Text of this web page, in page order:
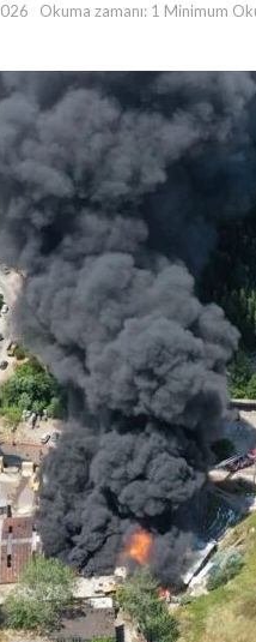
Okuma zamanı: 1 Minimum